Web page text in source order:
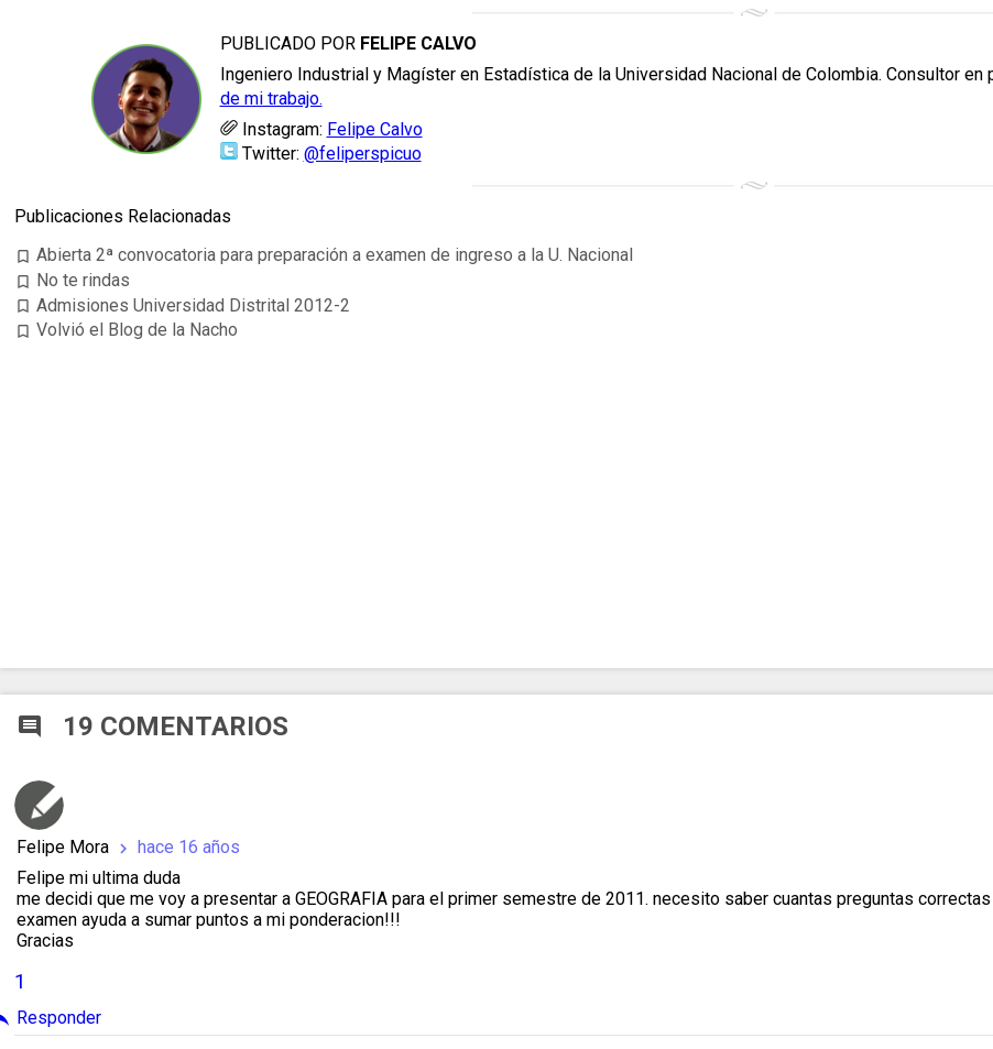
PUBLICADO POR FELIPE CALVO
Ingeniero Industrial y Magíster en Estadística de la Universidad Nacional de Colombia. Consultor
de mi trabajo.
Instagram: Felipe Calvo
Twitter: @feliperspicuo
Publicaciones Relacionadas
bookmark_border Abierta 2ª convocatoria para preparación a examen de ingreso a la U. Nacional
bookmark_border No te rindas
bookmark_border Admisiones Universidad Distrital 2012-2
bookmark_border Volvió el Blog de la Nacho
comment 19 COMENTARIOS
Felipe Mora chevron_right hace 16 años
Felipe mi ultima duda
me decidi que me voy a presentar a GEOGRAFIA para el primer semestre de 2011. necesito saber cuantas preguntas
examen ayuda a sumar puntos a mi ponderacion!!!
Gracias
1
Responder